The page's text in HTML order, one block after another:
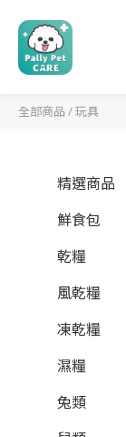
全部商品 /玩具
精選商品
鮮食包
乾糧
風乾糧
凍乾糧
濕糧
兔類